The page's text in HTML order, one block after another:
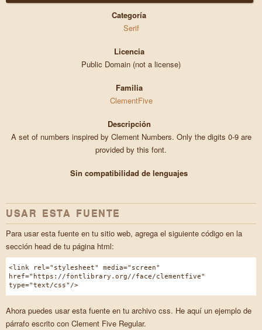
Categoría
Serif
Licencia
Public Domain (not a license)
Familia
ClementFive
Descripción
A set of numbers inspired by Clement Numbers. Only the digits 0-9 are
provided by this font.
Sin compatibilidad de lenguajes
USAR ESTA FUENTE
Para usar esta fuente en tu sitio web, agrega el siguiente código en la
sección head de tu página html:
<link rel="stylesheet" media="screen"
href="https://fontlibrary.org//face/clementfive"
type="text/css"/>
Ahora puedes usar esta fuente en tu archivo css. He aquí un ejemplo de
párrafo escrito con Clement Five Regular.